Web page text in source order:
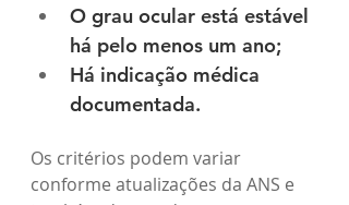
O grau ocular está estável
há pelo menos um ano;
Há indicação médica
documentada.
Os critérios podem variar
conforme atualizações da ANS e